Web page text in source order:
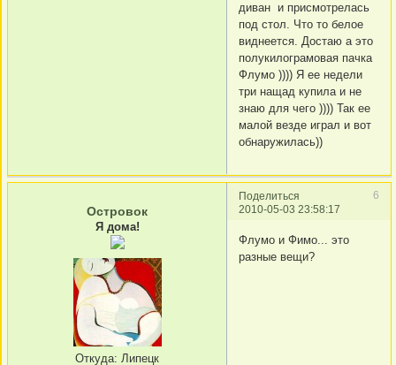
диван и присмотрелась
под стол. Что то белое
виднеется. Достаю а это
полукилограмовая пачка
Флумо )))) Я ее недели
три нащад купила и не
знаю для чего )))) Так ее
малой везде играл и вот
обнаружилась))
Поделиться
6
2010-05-03 23:58:17
Островок
Я дома!
Откуда: Липецк
Флумо и Фимо... это
разные вещи?